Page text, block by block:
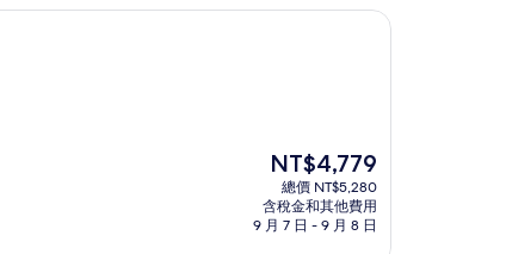
現
在
價
格
NT$4,779
總價 NT$5,280
含稅金和其他費用
9 月 7 日 - 9 月 8 日